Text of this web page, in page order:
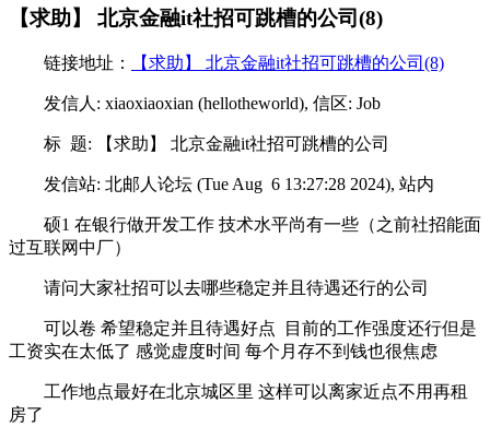
【求助】 北京金融it社招可跳槽的公司(8)
链接地址： 【求助】 北京金融it社招可跳槽的公司(8)
发信人: xiaoxiaoxian (hellotheworld), 信区: Job
标 题: 【求助】 北京金融it社招可跳槽的公司
发信站: 北邮人论坛 (Tue Aug 6 13:27:28 2024), 站内
硕1 在银行做开发工作 技术水平尚有一些（之前社招能面
过互联网中厂）
请问大家社招可以去哪些稳定并且待遇还行的公司
可以卷 希望稳定并且待遇好点 目前的工作强度还行但是
工资实在太低了 感觉虚度时间 每个月存不到钱也很焦虑
工作地点最好在北京城区里 这样可以离家近点不用再租
房了